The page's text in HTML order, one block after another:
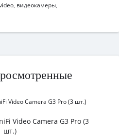
, видеокамеры,
Video Camera G3 Pro (3
шт.)